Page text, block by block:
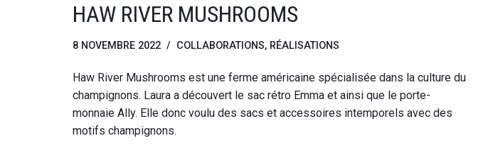
HAW RIVER MUSHROOMS
8 NOVEMBRE 2022 COLLABORATIONS, RÉALISATIONS
Haw River Mushrooms est une ferme américaine spécialisée dans la culture du
champignons. Laura a découvert le sac rétro Emma et ainsi que le porte-
monnaie Ally. Elle donc voulu des sacs et accessoires intemporels avec des
motifs champignons.